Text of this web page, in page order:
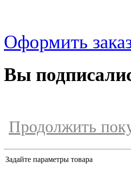
Оформить
Вы
Продолжить
Задайте параметры товара